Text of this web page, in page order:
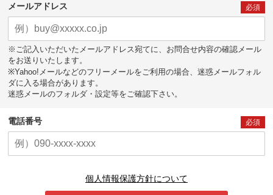
メールアドレス 必須
※ご記入いただいたメールアドレス宛てに、お問合せ内容の確認メール
をお送りいたします。
※Yahoo!メールなどのフリーメールをご利用の場合、迷惑メールフォル
ダに入る場合があります。
迷惑メールのフォルダ・設定等をご確認下さい。
電話番号 必須
個人情報保護方針について